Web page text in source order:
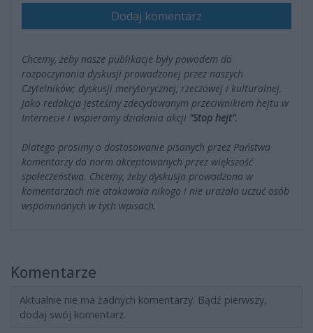
Dodaj komentarz
Chcemy, żeby nasze publikacje były powodem do
rozpoczynania dyskusji prowadzonej przez naszych
Czytelników; dyskusji merytorycznej, rzeczowej i kulturalnej.
Jako redakcja jesteśmy zdecydowanym przeciwnikiem hejtu w
Internecie i wspieramy działania akcji "Stop hejt".
Dlatego prosimy o dostosowanie pisanych przez Państwa
komentarzy do norm akceptowanych przez większość
społeczeństwa. Chcemy, żeby dyskusja prowadzona w
komentarzach nie atakowała nikogo i nie urażała uczuć osób
wspominanych w tych wpisach.
Komentarze
Aktualnie nie ma żadnych komentarzy. Bądź pierwszy,
dodaj swój komentarz.